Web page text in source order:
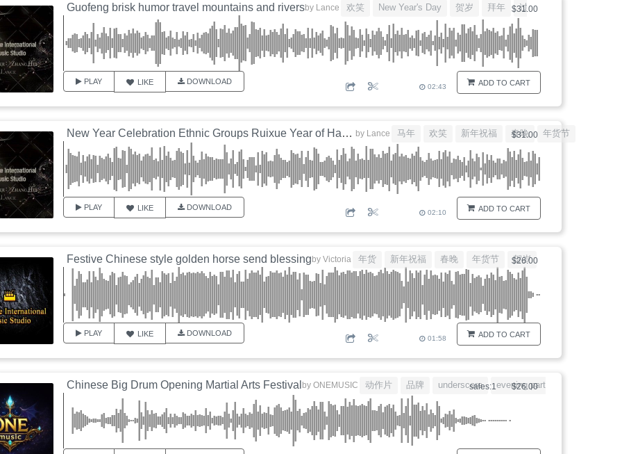
$31.00
ADD TO CART
Guofeng brisk humor travel mountains and riversby Lance 欢笑 New Year's Day 贺岁 拜年 过年
PLAY LIKE DOWNLOAD
02:43
$31.00
ADD TO CART
New Year Celebration Ethnic Groups Ruixue Year of Harvest by Lance 马年 欢笑 新年祝福 春晚 年货节
PLAY LIKE DOWNLOAD
02:10
$26.00
ADD TO CART
Festive Chinese style golden horse send blessingby Victoria 年货 新年祝福 春晚 年货节 贺岁
PLAY LIKE DOWNLOAD
01:58
sales:1 $26.00
Chinese Big Drum Opening Martial Arts Festival by ONEMUSIC 动作片 品牌 underscore evening party